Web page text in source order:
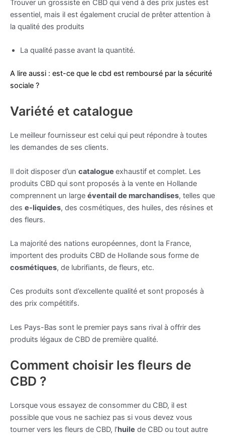
Trouver un grossiste en CBD qui vend à des prix justes est
essentiel, mais il est également crucial de prêter attention à
la qualité des produits
La qualité passe avant la quantité.
A lire aussi : est-ce que le cbd est remboursé par la sécurité
sociale ?
Variété et catalogue
Le meilleur fournisseur est celui qui peut répondre à toutes
les demandes de ses clients.
Il doit disposer d’un catalogue exhaustif et complet. Les
produits CBD qui sont proposés à la vente en Hollande
comprennent un large éventail de marchandises, telles que
des e-liquides, des cosmétiques, des huiles, des résines et
des fleurs.
La majorité des nations européennes, dont la France,
importent des produits CBD de Hollande sous forme de
cosmétiques, de lubrifiants, de fleurs, etc.
Ces produits sont d’excellente qualité et sont proposés à
des prix compétitifs.
Les Pays-Bas sont le premier pays sans rival à offrir des
produits légaux de CBD de première qualité.
Comment choisir les fleurs de
CBD ?
Lorsque vous essayez de consommer du CBD, il est
possible que vous ne sachiez pas si vous devez vous
tourner vers les fleurs de CBD, l’huile de CBD ou tout autre